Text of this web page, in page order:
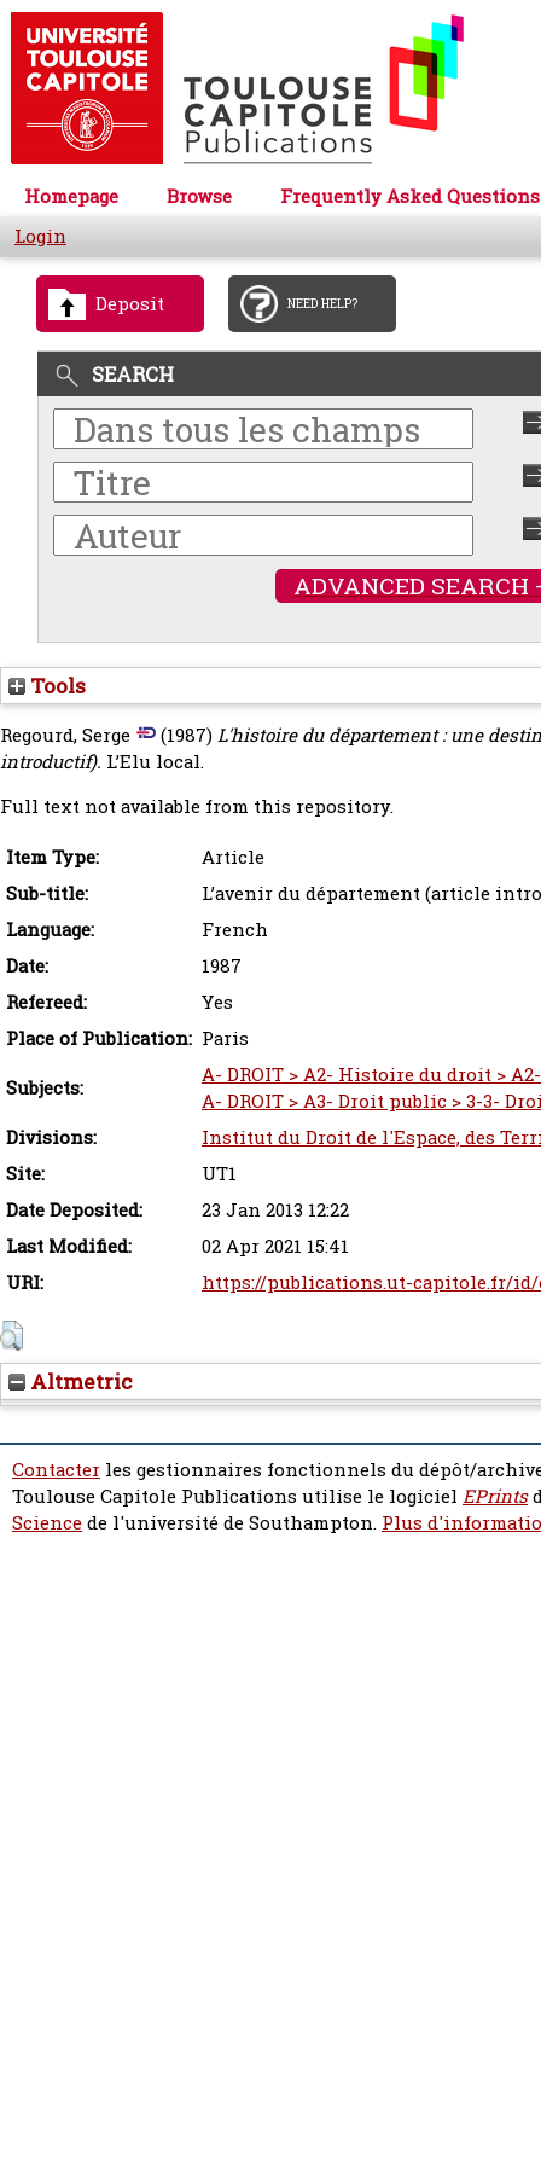
Homepage Browse
Frequently Asked Questions
Login
Deposit NEED HELP?
SEARCH
ADVANCED SEARCH
Tools
Regourd, Serge (1987)L'histoire du département : une
introductif). L’Elu local.
Full text not available from this repository.
Item Type:
Article
Sub-title:
L’avenir du département (article
Language:
French
Date:
1987
Refereed:
Yes
Place of Publication: Paris
Subjects:
A- DROIT > A2- Histoire du droit >
A- DROIT > A3- Droit public > 3-3-
Divisions:
Institut du Droit de l'Espace, des
Site:
UT1
Date Deposited:
23 Jan 2013 12:22
Last Modified:
02 Apr 2021 15:41
URI:
https://publications.ut-capitole.fr/
Altmetric
Contacter les gestionnaires fonctionnels du dépôt/
Toulouse Capitole Publications utilise le logiciel EPrints
Sciencede l'université de Southampton. Plus